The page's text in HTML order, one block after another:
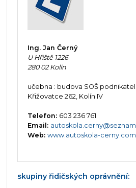
Ing. Jan Černý
U Hřiště 1226
280 02 Kolín
učebna : budova SOŠ
Křižovatce 262, Kolín IV
Telefon: 603 236 761
Email:
Web: www.autoskola-cerny.com
skupiny řidičských oprávnění: